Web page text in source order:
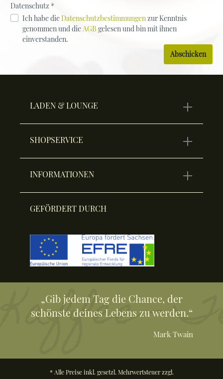
Datenschutz *
Ich habe dieDatenschutzbestimmungen zur Kenntnis
genommen und die AGB gelesen und bin mit ihnen
einverstanden.
Abschicken
LADEN & LOUNGE
GEFÖRDERT DURCH
SHOPSERVICE
INFORMATIONEN
„Gib jedem Tag die Chance, der
schönste deines Lebens zu werden.“
Mark Twain
* Alle Preise inkl. gesetzl. Mehrwertsteuer zzgl.